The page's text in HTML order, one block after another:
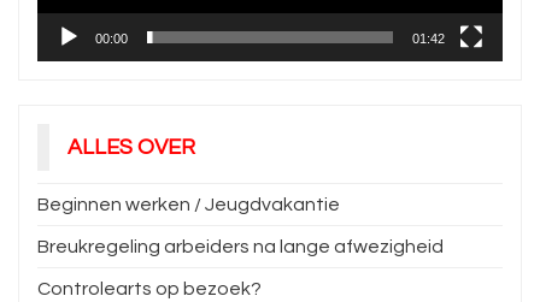
00:00 01:42
ALLES OVER
Beginnen werken / Jeugdvakantie
Breukregeling arbeiders na lange afwezigheid
Controlearts op bezoek?